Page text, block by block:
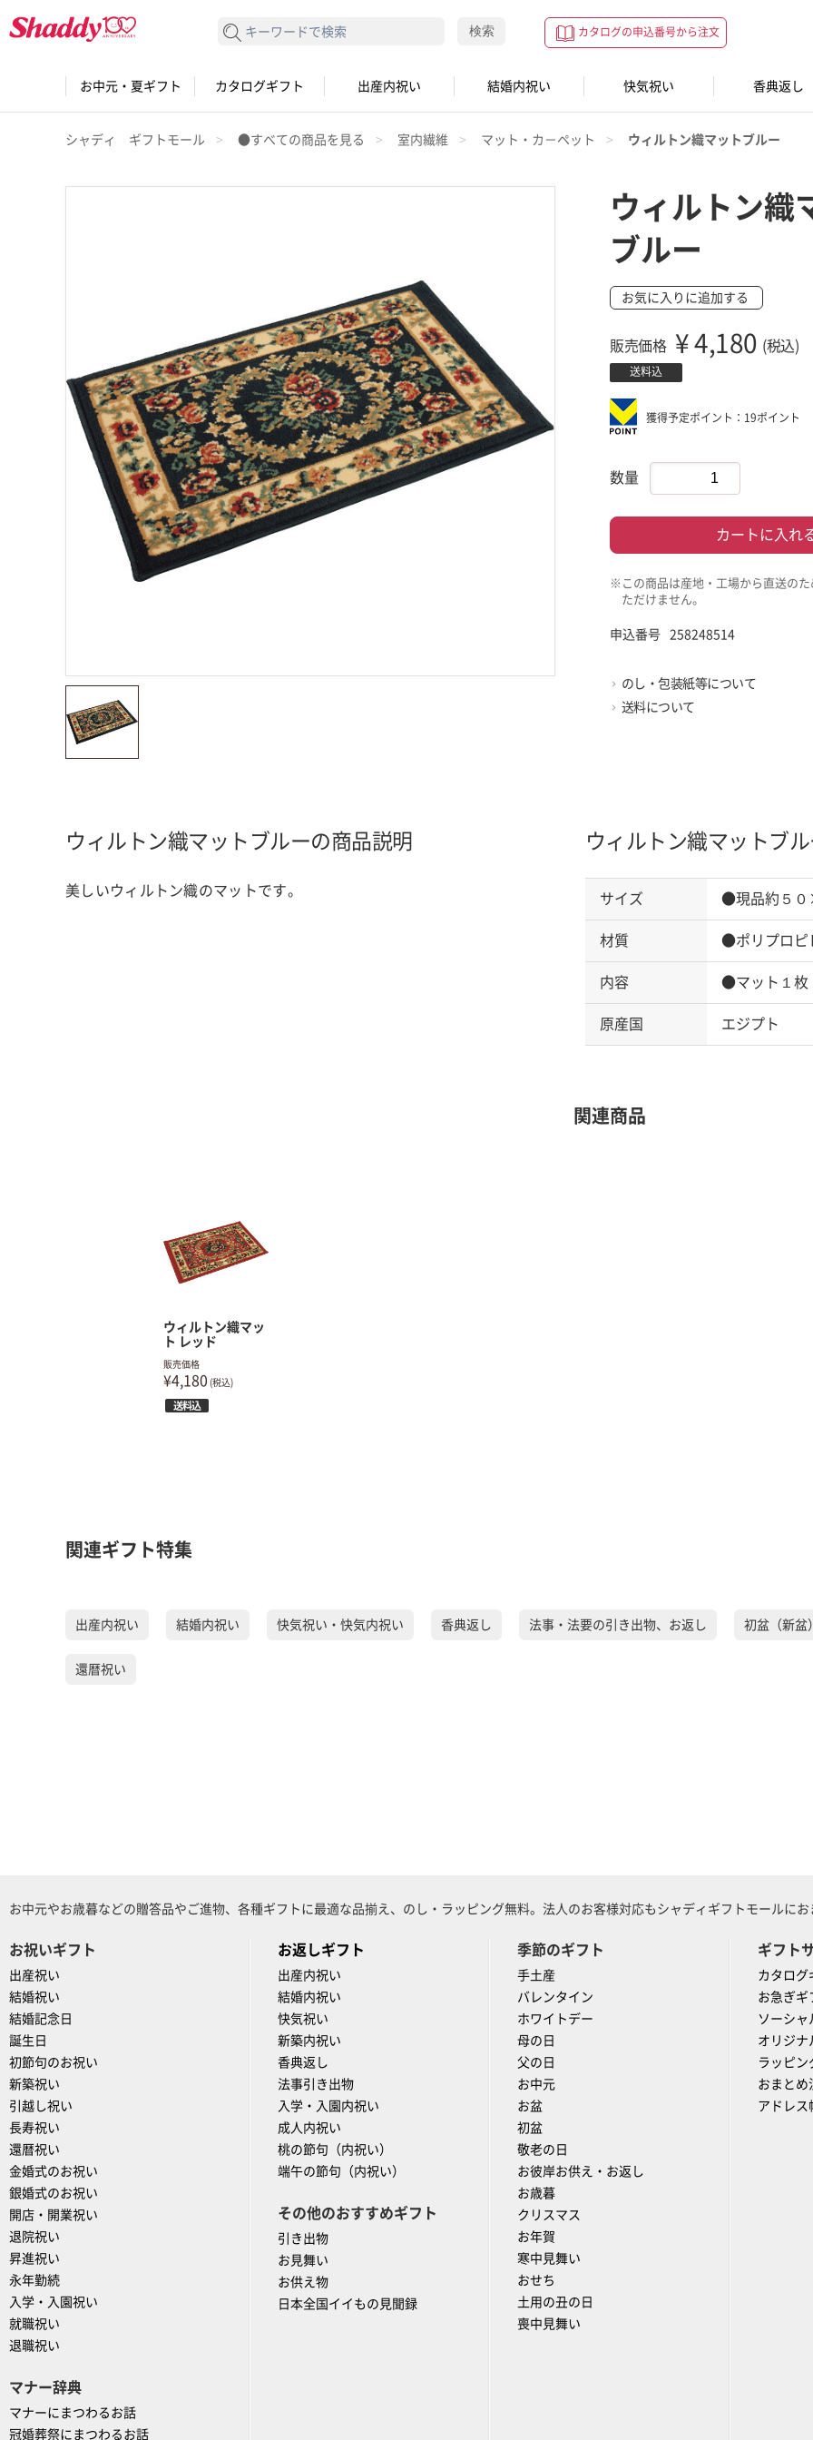
カタログの申込番号から注文
検索する 検索
お中元・夏ギフト カタログギフト 出産内祝い 結婚内祝い 快気祝い 香典返し
シャディ ギフトモール ●すべての商品を見る 室内繊維 マット・カ－ペット ウィルトン織マットブルー
ウィルトン織
ブルー
お気に入りに追加する
販売価格 ¥ 4,180 (税込)
送料込
獲得予定ポイント：19ポイント
数量
カートに入れ
※この商品は産地・工場から直送の
ただけません。
申込番号 258248514
のし・包装紙等について
送料について
ウィルトン織マット ブルーの商品説明
美しいウィルトン織のマットです。
ウィルトン織マット ブ
サイズ ●現品約５０
材質 ●ポリプロピ
内容 ●マット１枚
原産国 エジプト
関連商品
ウィルトン織マッ
ト レッド
販売価格
¥4,180 (税込)
送料込
関連ギフト特集
出産内祝い 結婚内祝い 快気祝い・快気内祝い 香典返し 法事・法要の引き出物、お返し 初盆（新盆
還暦祝い
お中元やお歳暮などの贈答品やご進物、各種ギフトに最適な品揃え、のし・ラッピング無料。法人のお客様対応もシャディギフトモールにお
お祝いギフト
出産祝い
結婚祝い
結婚記念日
誕生日
初節句のお祝い
新築祝い
引越し祝い
長寿祝い
還暦祝い
金婚式のお祝い
銀婚式のお祝い
開店・開業祝い
退院祝い
昇進祝い
永年勤続
入学・入園祝い
就職祝い
退職祝い
マナー辞典
マナーにまつわるお話
冠婚葬祭にまつわるお話
お返しギフト
出産内祝い
結婚内祝い
快気祝い
新築内祝い
香典返し
法事引き出物
入学・入園内祝い
成人内祝い
桃の節句（内祝い）
端午の節句（内祝い）
その他のおすすめギフト
引き出物
お見舞い
お供え物
日本全国イイもの見聞録
季節のギフト
手土産
バレンタイン
ホワイトデー
母の日
父の日
お中元
お盆
初盆
敬老の日
お彼岸お供え・お返し
お歳暮
クリスマス
お年賀
寒中見舞い
おせち
土用の丑の日
喪中見舞い
ギフト
カタログ
お急ぎギ
ソーシャ
オリジナ
ラッピン
おまとめ
アドレス